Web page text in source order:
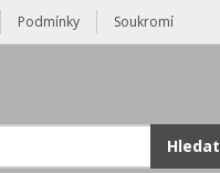
Podmínky Soukromí
Hledat